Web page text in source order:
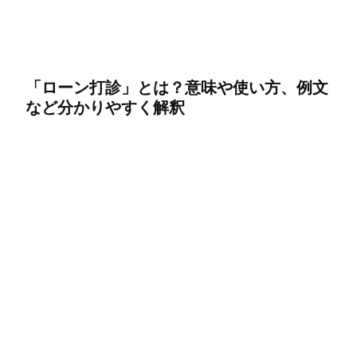
「ローン打診」とは？意味や使い方、例文
など分かりやすく解釈